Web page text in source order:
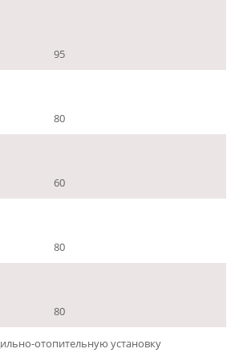
95
80
60
80
80
отопительную установку